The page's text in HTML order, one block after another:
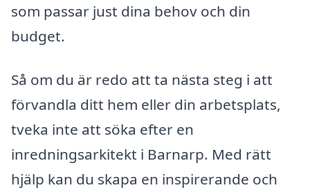
som passar just dina behov och din
budget.
Så om du är redo att ta nästa steg i att
förvandla ditt hem eller din arbetsplats,
tveka inte att söka efter en
inredningsarkitekt i Barnarp. Med rätt
hjälp kan du skapa en inspirerande och